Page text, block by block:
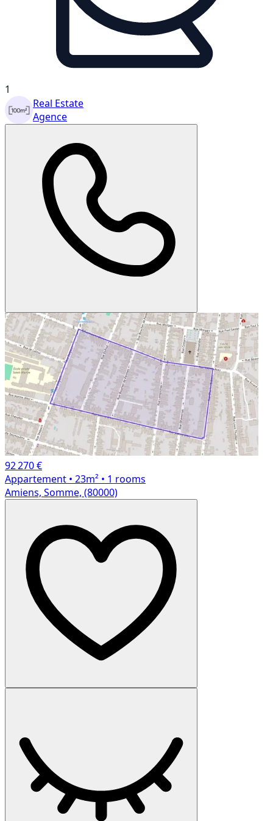
1
Real Estate
Agence
92 270 €
Appartement • 23m² • 1 rooms
Amiens, Somme, (80000)